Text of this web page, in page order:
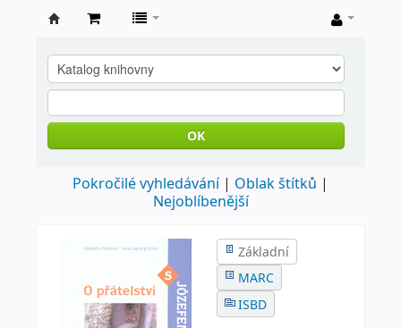
knihovna
Nové
Město
Metují
OK
Pokročilé vyhledávání
Oblak štítků
Nejoblíbenější
Základní
MARC
ISBD